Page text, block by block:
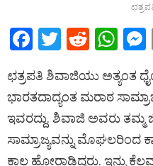
F
ce
b
o
o
T
tt
er
R
d
di
t
W
at
s
A
p
ಛತ್ರಪತಿ ಶಿವಾಜಿಯು ಅತ್ಯಂತ
ಭಾರತದಾದ್ಯಂತ ಮರಾಠ
ಇವರದ್ದು. ಶಿವಾಜಿ ಅವರು ತಮ್ಮ
ಸಾಮ್ರಾಜ್ಯವನ್ನು ಮೊಘಲರಿಂದ
ಕಾಲ ಹೋರಾಡಿದ್ದರು. ಇನ್ನು